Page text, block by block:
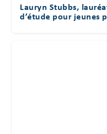
Lauryn Stubbs,
d’étude pour jeunes